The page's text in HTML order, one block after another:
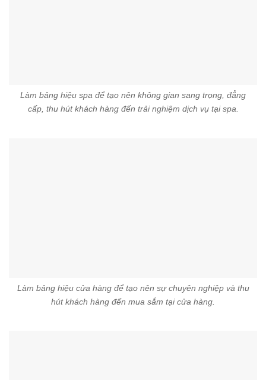
Làm bảng hiệu spa để tạo nên không gian sang trọng, đẳng
cấp, thu hút khách hàng đến trải nghiệm dịch vụ tại spa.
Làm bảng hiệu cửa hàng để tạo nên sự chuyên nghiệp và thu
hút khách hàng đến mua sắm tại cửa hàng.